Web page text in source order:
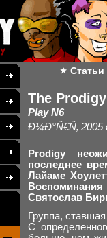
Статьи
The
Play N6
Ð¼Ð°Ñ€Ñ‚ 2005
Prodigy
последнее
Лайаме
Святослав
Группа,
С